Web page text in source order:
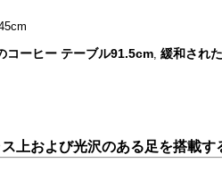
コーヒー テーブル91.5cm, 緩和され
上および光沢のある足を搭載